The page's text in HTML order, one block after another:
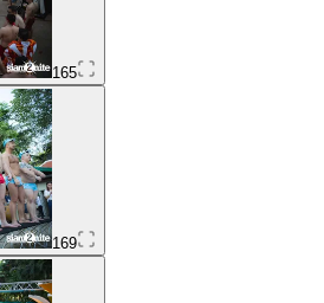
165
169